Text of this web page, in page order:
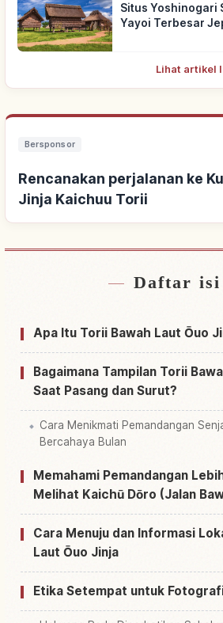
Situs Yoshinogari
Yayoi Terbesar
Lihat artikel
Bersponsor
Rencanakan perjalanan ke
Jinja Kaichuu Torii
Cari penginapan dekat Kuil
Daftar isi
Apa Itu Torii Bawah Laut Ōuo
Bagaimana Tampilan Torii
Saat Pasang dan Surut?
Cara Menikmati Pemandangan
Bercahaya Bulan
Memahami Pemandangan
Melihat Kaichū Dōro (Jalan
Cara Menuju dan Informasi
Laut Ōuo Jinja
Etika Setempat untuk